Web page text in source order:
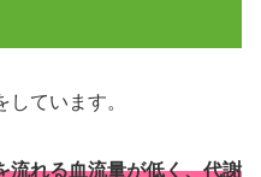
ています。
流れる血流量が低く、代謝